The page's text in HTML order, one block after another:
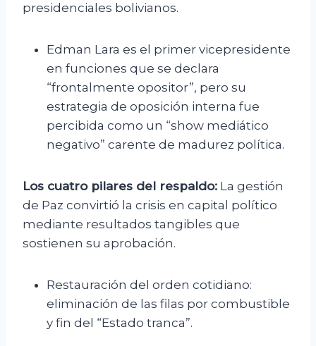
presidenciales bolivianos.
Edman Lara es el primer vicepresidente
en funciones que se declara
“frontalmente opositor”, pero su
estrategia de oposición interna fue
percibida como un “show mediático
negativo” carente de madurez política.
Los cuatro pilares del respaldo: La gestión
de Paz convirtió la crisis en capital político
mediante resultados tangibles que
sostienen su aprobación.
Restauración del orden cotidiano:
eliminación de las filas por combustible
y fin del “Estado tranca”.